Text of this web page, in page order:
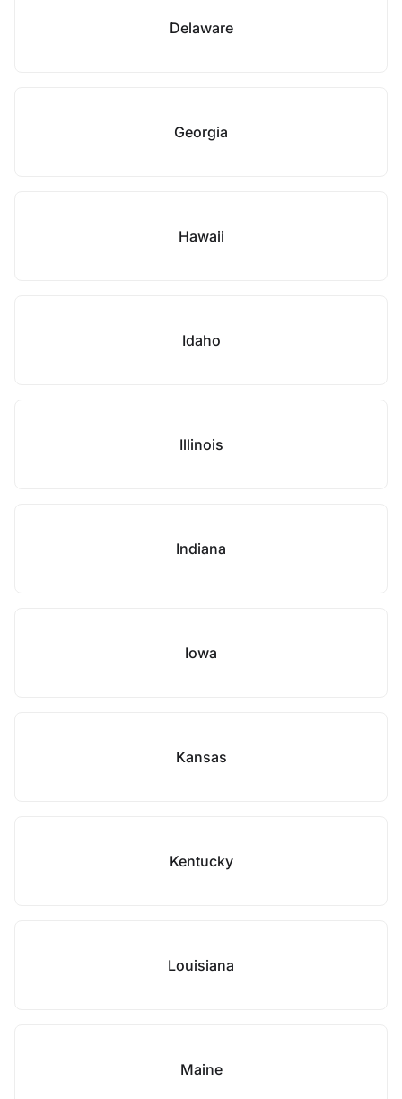
Delaware
Georgia
Hawaii
Idaho
Illinois
Indiana
Iowa
Kansas
Kentucky
Louisiana
Maine